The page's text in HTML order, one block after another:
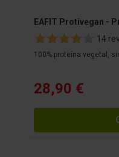
EAFIT Protivegan -
14
100% proteína vegetal,
28,90 €